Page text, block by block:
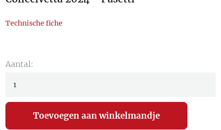
Technische fiche
Aantal: